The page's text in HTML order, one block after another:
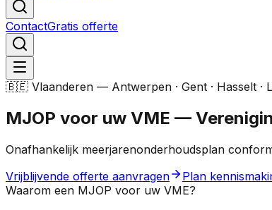
ContactGratis offerte
🇧🇪 Vlaanderen — Antwerpen · Gent · Hasselt ·
MJOP voor uw VME —
Onafhankelijk meerjarenonderhoudsplan
Vrijblijvende offerte aanvragen
Plan
Waarom een MJOP voor uw VME?